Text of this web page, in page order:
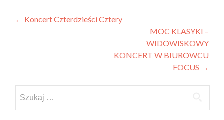
Nawigacja
← Koncert Czterdzieści Cztery
MOC KLASYKI –
WIDOWISKOWY
KONCERT W BIUROWCU
FOCUS →